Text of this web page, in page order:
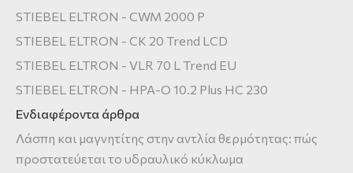
STIEBEL ELTRON - CWM 2000 P
STIEBEL ELTRON - CK 20 Trend LCD
STIEBEL ELTRON - VLR 70 L Trend EU
STIEBEL ELTRON - HPA-O 10.2 Plus HC 230
Ενδιαφέροντα άρθρα
Λάσπη και μαγνητίτης στην αντλία θερμότητας: πώς
προστατεύεται το υδραυλικό κύκλωμα